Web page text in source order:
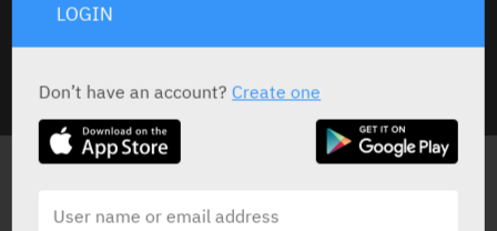
ALL THE NEWS ABOUTUPSIT
LOGIN
Don’t have an account?Create one